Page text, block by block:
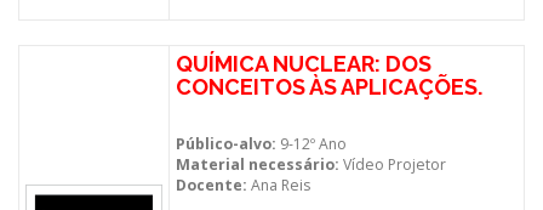
QUÍMICA NUCLEAR: DOS
CONCEITOS ÀS APLICAÇÕES.
Público-alvo: 9-12º Ano
Material necessário: Vídeo Projetor
Docente: Ana Reis